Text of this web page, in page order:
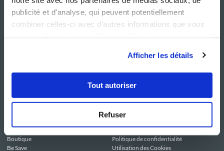
publicité et d'analyse, qui peuvent potentiellement
combiner celles-ci avec d'autres informations que vous
Afficher les détails
Tout autoriser
Refuser
NOS SITES
Le Mag'
Boutique
Be Save
SERVICE CONSO
Contactez-nous
Mentions légales
Politique de confidentialité
Utilisation des Cookies